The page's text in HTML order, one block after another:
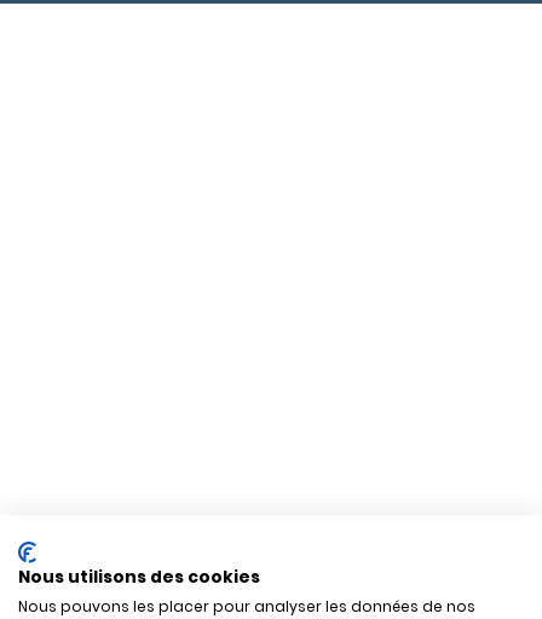
Nous utilisons des cookies
Nous pouvons les placer pour analyser les données de nos